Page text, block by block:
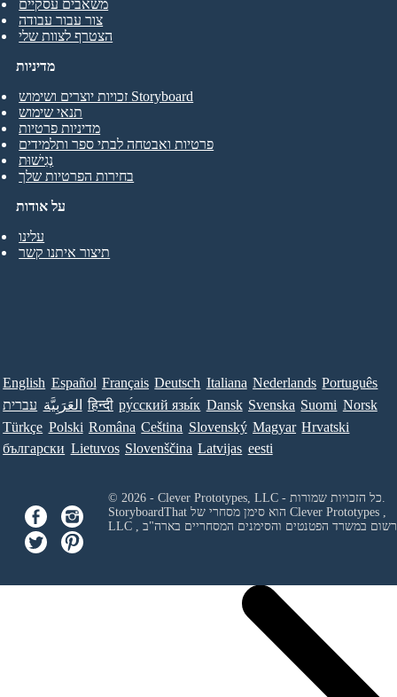
משאבים עסקיים
צור עבור עבודה
הצטרף לצוות שלי
על אודות
עלינו
תיצור איתנו קשר
מדיניות
זכויות יוצרים ושימוש Storyboard
תנאי שימוש
מדיניות פרטיות
פרטיות ואבטחה לבתי ספר ותלמידים
נְגִישׁוּת
בחירות הפרטיות שלך
English Español Français Deutsch Italiana Nederlands Português
עברית العَرَبِيَّة हिन्दी ру́сский язы́к Dansk Svenska Suomi Norsk
Türkçe Polski Româna Ceština Slovenský Magyar Hrvatski
български Lietuvos Slovenščina Latvijas eesti
© 2026 - Clever Prototypes, LLC - כל הזכויות שמורות.
Clever Prototypes ,
LLC
ורשום במשרד הפטנטים והסימנים המסחריים בארה"ב